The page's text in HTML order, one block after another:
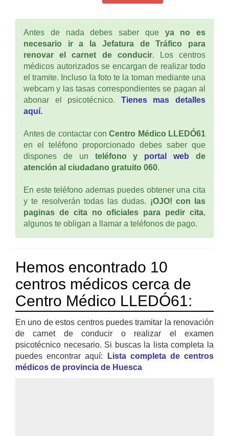
Antes de nada debes saber que ya no es
necesario ir a la Jefatura de Tráfico para
renovar el carnet de conducir. Los centros
médicos autorizados se encargan de realizar todo
el tramite. Incluso la foto te la toman mediante una
webcam y las tasas correspondientes se pagan al
abonar el psicotécnico. Tienes mas detalles
aquí.
Antes de contactar conCentro Médico LLEDÓ61
en el teléfono proporcionado debes saber que
dispones de un teléfono y portal web de
atención al ciudadano gratuito 060.
En este teléfono ademas puedes obtener una cita
y te resolverán todas las dudas. ¡OJO! con las
paginas de cita no oficiales para pedir cita,
algunos te obligan a llamar a teléfonos de pago.
Hemos encontrado 10
centros médicos cerca de
Centro Médico LLEDÓ61:
En uno de estos centros puedes tramitar la renovación
de carnet de conducir o realizar el examen
psicotécnico necesario. Si buscas la lista completa la
puedes encontrar aquí:
Lista completa de centros
médicos de provincia de Huesca